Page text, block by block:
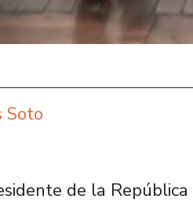
Soto
de la